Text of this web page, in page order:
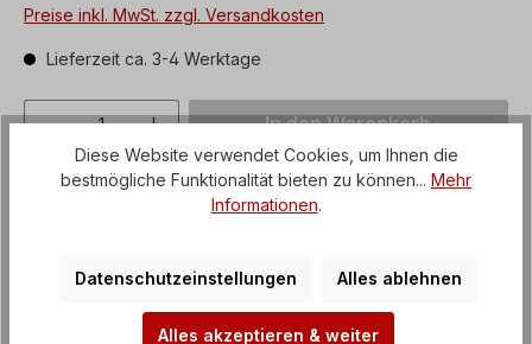
Preise inkl. MwSt. zzgl. Versandkosten
Lieferzeit ca. 3-4 Werktage
Produkt Anzahl: Gib den gewünschten
In den Warenkorb
Zum Merkzettel hinzufügen
CHK05
Unsere Zahlungsarten
Diese Website verwendet Cookies, um Ihnen die
bestmögliche Funktionalität bieten zu können... Mehr
Informationen.
Datenschutzeinstellungen Alles ablehnen
Alles akzeptieren & weiter